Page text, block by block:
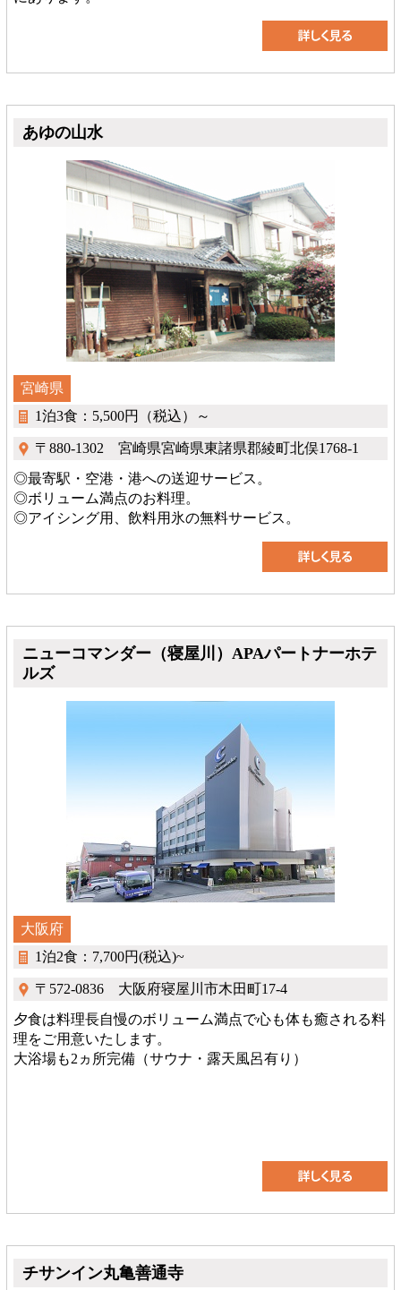
あゆの山水
宮崎県
1泊3食：5,500円（税込）～
〒880-1302 宮崎県宮崎県東諸県郡綾町北俣1768-1
◎最寄駅・空港・港への送迎サービス。
◎ボリューム満点のお料理。
◎アイシング用、飲料用氷の無料サービス。
ニューコマンダー（寝屋川）APAパートナーホテ
ルズ
大阪府
1泊2食：7,700円(税込)~
〒572-0836 大阪府寝屋川市木田町17-4
夕食は料理長自慢のボリューム満点で心も体も癒される料
理をご用意いたします。
大浴場も2ヵ所完備（サウナ・露天風呂有り）
チサンイン丸亀善通寺